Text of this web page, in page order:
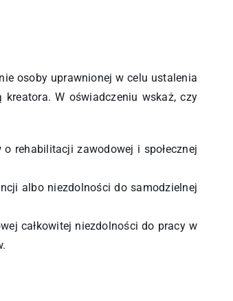
osoby uprawnionej w celu ustalenia
W oświadczeniu wskaż, czy
rehabilitacji zawodowej i społecznej
albo niezdolności do samodzielnej
całkowitej niezdolności do pracy w